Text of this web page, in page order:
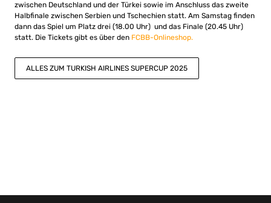
zwischen Deutschland und der Türkei sowie im Anschluss das zweite
Halbfinale zwischen Serbien und Tschechien statt. Am Samstag finden
dann das Spiel um Platz drei (18.00 Uhr) und das Finale (20.45 Uhr)
statt. Die Tickets gibt es über den FCBB-Onlineshop.
ALLES ZUM TURKISH AIRLINES SUPERCUP 2025